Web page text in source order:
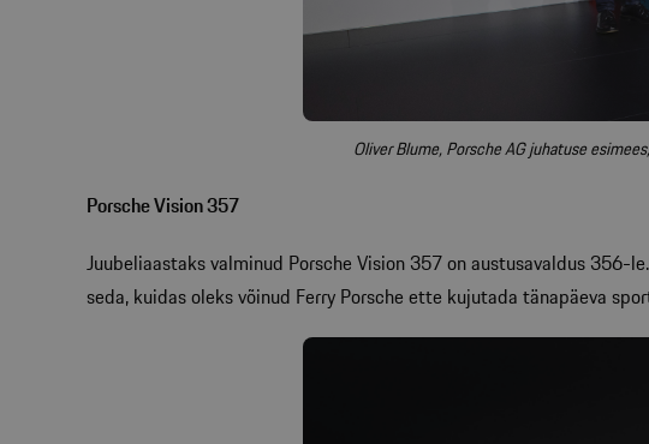
Oliver Blume, Porsche AG juhatuse
Porsche Vision 357
Juubeliaastaks valminud Porsche Vision 357 on austusavaldus
seda, kuidas oleks võinud Ferry Porsche ette kujutada tänapäeva